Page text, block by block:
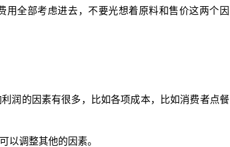
全部考虑进去，不要光想着原料和售价这两个因
润的因素有很多，比如各项成本，比如消费者点餐
以调整其他的因素。